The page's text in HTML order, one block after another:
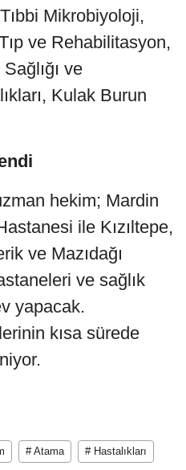
Mikrobiyoloji,
ve Rehabilitasyon,
ve
Kulak Burun
hekim; Mardin
ile Kızıltepe,
ve Mazıdağı
ve sağlık
yapacak.
kısa sürede
# Atama # Hastalıkları